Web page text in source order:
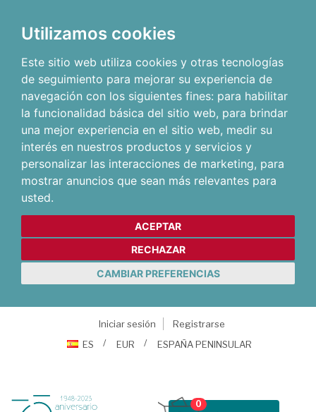
Utilizamos cookies
Este sitio web utiliza cookies y otras tecnologías
de seguimiento para mejorar su experiencia de
navegación con los siguientes fines: para habilitar
la funcionalidad básica del sitio web, para brindar
una mejor experiencia en el sitio web, medir su
interés en nuestros productos y servicios y
personalizar las interacciones de marketing, para
mostrar anuncios que sean más relevantes para
usted.
ACEPTAR
RECHAZAR
CAMBIAR PREFERENCIAS
Iniciar sesión
Registrarse
ES
EUR ESPAÑA PENINSULAR
0